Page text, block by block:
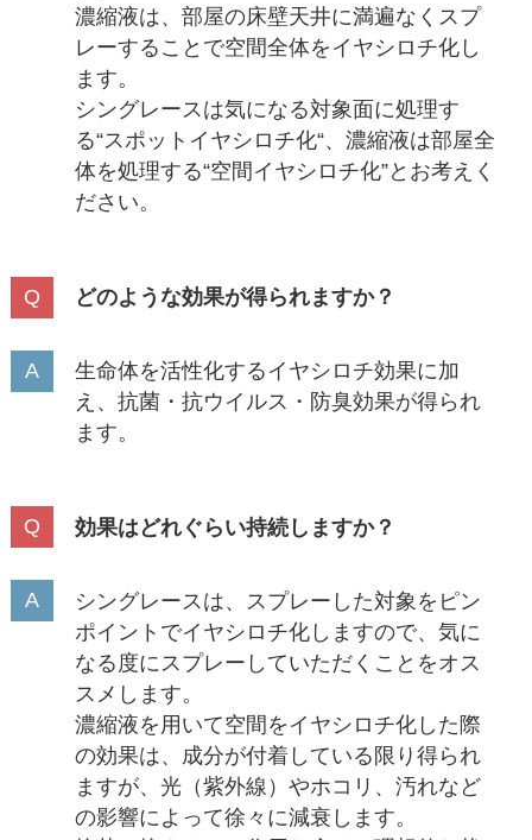
濃縮液は、部屋の床壁天井に満遍なくスプ
レーすることで空間全体をイヤシロチ化し
ます。
シングレースは気になる対象面に処理す
る“スポットイヤシロチ化“、濃縮液は部屋全
体を処理する“空間イヤシロチ化”とお考えく
ださい。
どのような効果が得られますか？
生命体を活性化するイヤシロチ効果に加
え、抗菌・抗ウイルス・防臭効果が得られ
ます。
効果はどれぐらい持続しますか？
シングレースは、スプレーした対象をピン
ポイントでイヤシロチ化しますので、気に
なる度にスプレーしていただくことをオス
スメします。
濃縮液を用いて空間をイヤシロチ化した際
の効果は、成分が付着している限り得られ
ますが、光（紫外線）やホコリ、汚れなど
の影響によって徐々に減衰します。